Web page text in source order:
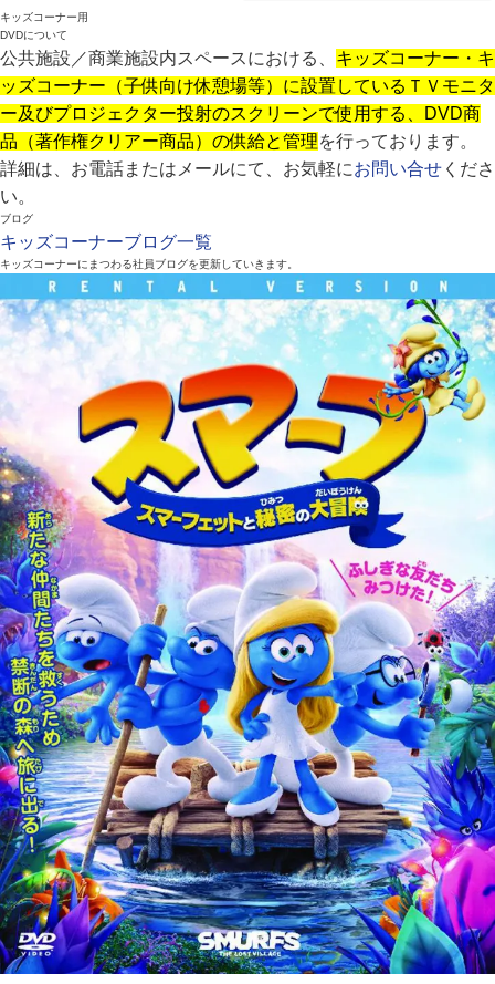
キッズコーナー用
DVDについて
公共施設／商業施設内スペースにおける、 キッズコーナー・キ
ッズコーナー（子供向け休憩場等）に設置しているＴＶモニタ
ー及びプロジェクター投射のスクリーンで使用する、DVD商
品（著作権クリアー商品）の供給と管理を行っております。
詳細は、お電話またはメールにて、お気軽にお問い合せ くださ
い。
ブログ
キッズコーナーブログ一覧
キッズコーナーにまつわる社員ブログを更新していきます。